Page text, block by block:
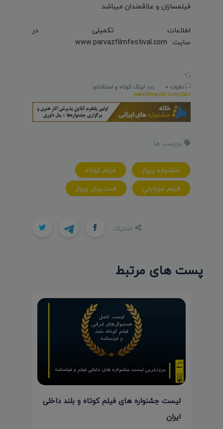
فیلمسازان و علاقمندان میباشد.
اطلاعات تکمیلی در
سایت: www.parvazfilmfestival.com
نظرات 0
لینک کوتاه و استاندارد:
iranfilmport.com/150
برچسب ها:
جشنواره پرواز
فيلم کوتاه
فيلم موبايلي
فستيوال پرواز
اشتراک:
پست های مرتبط
لیست جشنواره های فیلم کوتاه و بلند داخلی
ایران